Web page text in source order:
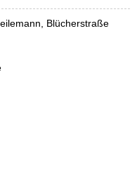
Blücherstraße